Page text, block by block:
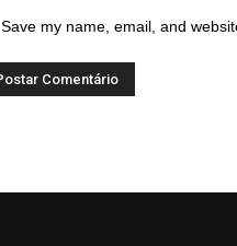
Save my name, email, and